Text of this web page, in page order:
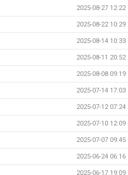
2025-08-27 12:22
2025-08-22 10:29
2025-08-14 10:33
2025-08-11 20:52
2025-08-08 09:19
2025-07-14 17:03
2025-07-12 07:24
2025-07-10 12:09
2025-07-07 09:45
2025-06-24 06:16
2025-06-17 19:09